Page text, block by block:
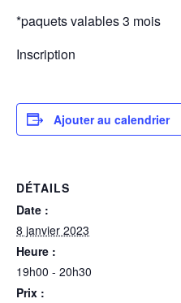
*paquets valables 3 mois
Inscription
Ajouter au calendrier
DÉTAILS
Date :
8 janvier 2023
Heure :
19h00 - 20h30
Prix :